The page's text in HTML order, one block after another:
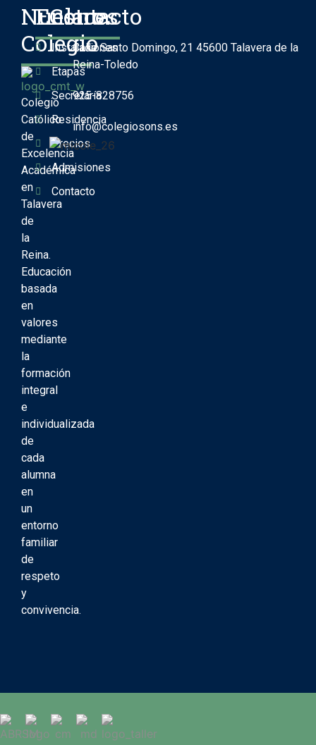
Nuestro
Colegio
Colegio
Católico
de
Excelencia
Académica
en
Talavera
de
la
Reina.
Educación
basada
en
valores
mediante
la
formación
integral
e
individualizada
de
cada
alumna
en
un
entorno
familiar
de
respeto
y
convivencia.
Enlaces
Instalaciones
Etapas
Secretaría
Residencia
Precios
Admisiones
Contacto
Contacto
Calle Santo Domingo, 21 45600 Talavera de la
Reina-Toledo
925-828756
info@colegiosons.es